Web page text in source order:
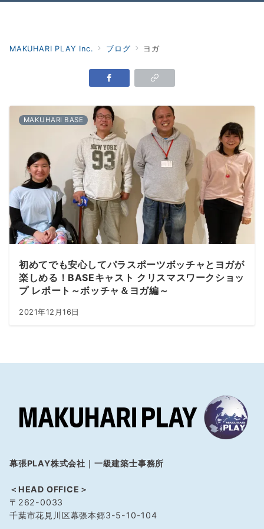
MAKUHARI PLAY Inc. ブログ ヨガ
MAKUHARI BASE
初めてでも安心してパラスポーツボッチャとヨガが
楽しめる！BASEキャスト クリスマスワークショッ
プ レポート～ボッチャ＆ヨガ編～
2021年12月16日
幕張PLAY株式会社｜一級建築士事務所
＜HEAD OFFICE＞
〒262-0033
千葉市花見川区幕張本郷3-5-10-104